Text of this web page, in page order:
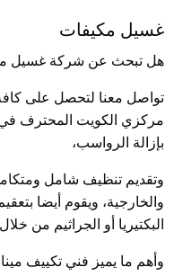
غسيل مكيفات
هل تبحث عن شركة غسيل
تواصل معنا لتحصل على
مركزي الكويت المحترف
بإزالة الرواسب،
وتقديم تنظيف شامل
والخارجية، ويقوم أيضا
البكتيريا أو الجراثيم من خلال
وأهم ما يميز فني تكييف